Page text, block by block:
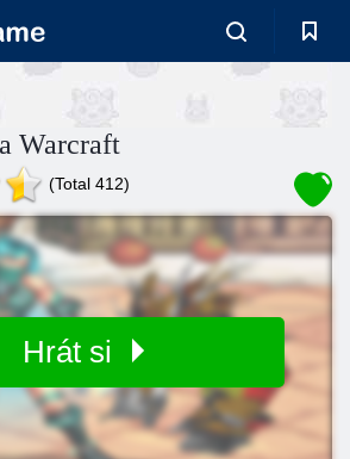
Warcraft
(Total 412)
Hrát si